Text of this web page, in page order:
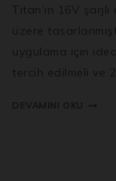
uygulama için